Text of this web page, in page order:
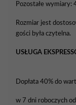
Pozostałe
Rozmiar jest
gości była czytelna.
USŁUGA
Dopłata 40% do
w 7 dni roboczych